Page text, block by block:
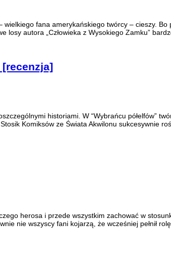
fana amerykańskiego twórcy – cieszy.
autora „Człowieka z Wysokiego Zamku”
historiami. W “Wybrańcu półelfów”
Komiksów ze Świata Akwilonu sukcesywnie
herosa i przede wszystkim zachować w
nie wszyscy fani kojarzą, że wcześniej pełnił